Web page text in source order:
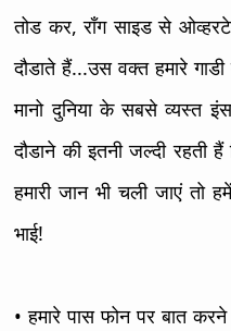
तोड कर, रॉंग साइड से
दौडाते हैं...उस वक्त हमारे
मानो दुनिया के सबसे व्यस्त
दौडाने की इतनी जल्दी रहती
हमारी जान भी चली जाएं तो
भाई!
• हमारे पास फोन पर बात